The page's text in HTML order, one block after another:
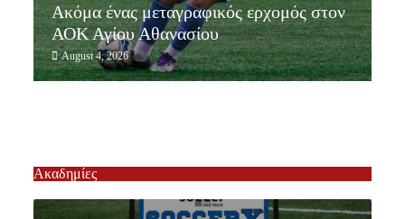
Ακόμα ένας μεταγραφικός ερχομός στον
ΑΟΚ Αγίου Αθανασίου
August 4, 2026
Ακαδημίες